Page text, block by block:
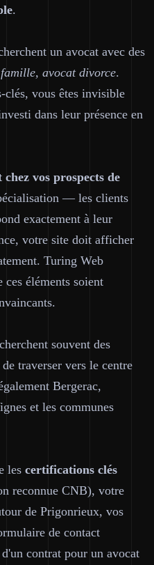
.
un avocat avec des
avocat divorce.
clés, vous êtes invisible
dans leur présence en
vos prospects de
— les clients
exactement à leur
votre site doit afficher
Turing Web
ces éléments soient
souvent des
traverser vers le centre
Bergerac,
et les communes
les certifications clés
reconnue CNB), votre
de Prigonrieux, vos
de contact
contrat pour un avocat